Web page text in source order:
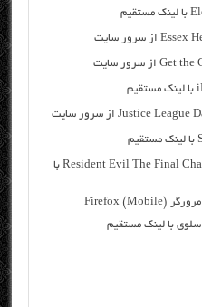
دانلود رایگان فیلم خارجی Resident Evil The Final Chapter 2017 با
با لینک مستقیم